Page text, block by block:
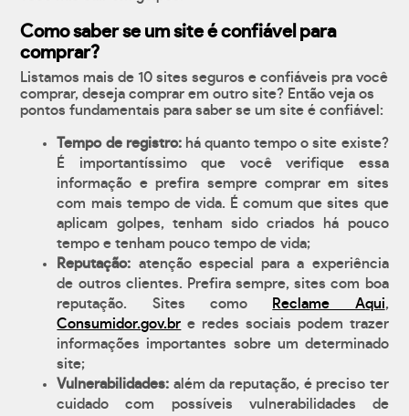
Como saber se um site é confiável para
comprar?
Listamos mais de 10 sites seguros e confiáveis pra você
comprar, deseja comprar em outro site? Então veja os
pontos fundamentais para saber se um site é confiável:
Tempo de registro:há quanto tempo o site existe?
É importantíssimo que você verifique essa
informação e prefira sempre comprar em sites
com mais tempo de vida. É comum que sites que
aplicam golpes, tenham sido criados há pouco
tempo e tenham pouco tempo de vida;
Reputação: atenção especial para a experiência
de outros clientes. Prefira sempre, sites com boa
reputação. Sites como
Reclame Aqui,
Consumidor.gov.br e redes sociais podem trazer
informações importantes sobre um determinado
site;
Vulnerabilidades: além da reputação, é preciso ter
cuidado com possíveis vulnerabilidades de